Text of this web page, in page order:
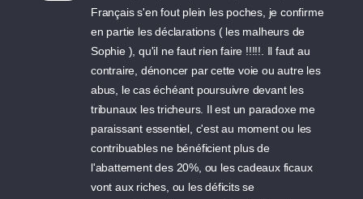
Français s'en fout plein les poches, je confirme
en partie les déclarations ( les malheurs de
Sophie ), qu'il ne faut rien faire !!!!!. Il faut au
contraire, dénoncer par cette voie ou autre les
abus, le cas échéant poursuivre devant les
tribunaux les tricheurs. Il est un paradoxe me
paraissant essentiel, c'est au moment ou les
contribuables ne bénéficient plus de
l'abattement des 20%, ou les cadeaux ficaux
vont aux riches, ou les déficits se